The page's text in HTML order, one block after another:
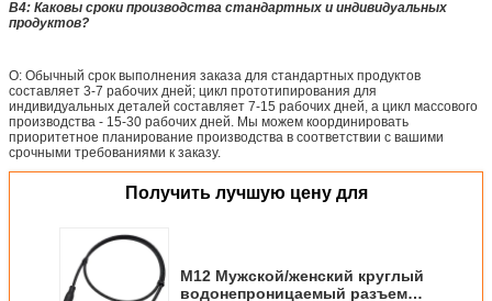
В4: Каковы сроки производства стандартных и индивидуальных
продуктов?
О: Обычный срок выполнения заказа для стандартных продуктов
составляет 3-7 рабочих дней; цикл прототипирования для
индивидуальных деталей составляет 7-15 рабочих дней, а цикл массового
производства - 15-30 рабочих дней. Мы можем координировать
приоритетное планирование производства в соответствии с вашими
срочными требованиями к заказу.
Получить лучшую цену для
M12 Мужской/женский круглый
водонепроницаемый разъем